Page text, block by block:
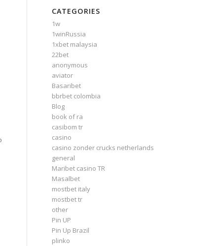
CATEGORIES
1w
1winRussia
1xbet malaysia
22bet
anonymous
aviator
Basaribet
bbrbet colombia
Blog
book of ra
casibom tr
casino
casino zonder crucks netherlands
general
Maribet casino TR
Masalbet
mostbet italy
mostbet tr
other
Pin UP
Pin Up Brazil
plinko